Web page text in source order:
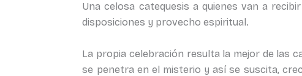
Una celosa catequesis a quienes van a
disposiciones y provecho espiritual.
La propia celebración resulta la mejor de las
se penetra en el misterio y así se suscita,